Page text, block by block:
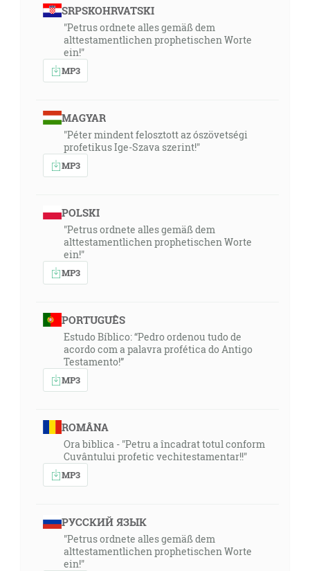
SRPSKOHRVATSKI
"Petrus ordnete alles gemäß dem
alttestamentlichen prophetischen Worte
ein!"
MP3
MAGYAR
"Péter mindent felosztott az ószövetségi
profetikus Ige-Szava szerint!"
MP3
POLSKI
"Petrus ordnete alles gemäß dem
alttestamentlichen prophetischen Worte
ein!"
MP3
PORTUGUÊS
Estudo Bíblico: “Pedro ordenou tudo de
acordo com a palavra profética do Antigo
Testamento!”
MP3
ROMÂNA
Ora biblica - "Petru a încadrat totul conform
Cuvântului profetic vechitestamentar!!"
MP3
РУССКИЙ ЯЗЫК
"Petrus ordnete alles gemäß dem
alttestamentlichen prophetischen Worte
ein!"